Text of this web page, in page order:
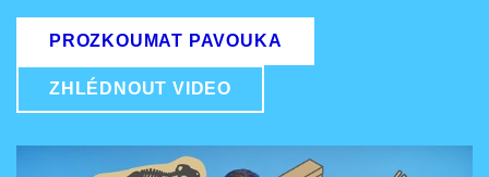
PROZKOUMAT PAVOUKA
ZHLÉDNOUT VIDEO